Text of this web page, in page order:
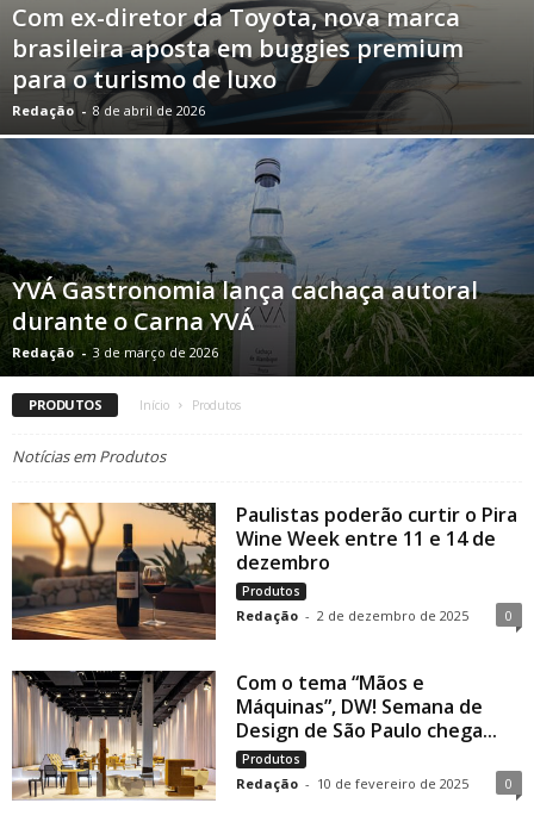
Com ex-diretor da Toyota, nova marca
brasileira aposta em buggies premium
para o turismo de luxo
Redação - 8 de abril de 2026
YVÁ Gastronomia lança cachaça autoral
durante o Carna YVÁ
Redação - 3 de março de 2026
PRODUTOS Início Produtos
Notícias em Produtos
Paulistas poderão curtir o Pira
Wine Week entre 11 e 14 de
dezembro
Produtos
Redação - 2 de dezembro de 2025 0
Com o tema “Mãos e
Máquinas”, DW! Semana de
Design de São Paulo chega...
Produtos
Redação - 10 de fevereiro de 2025 0